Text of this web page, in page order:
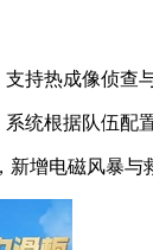
持热成像侦查
统根据队伍配
新增电磁风暴与